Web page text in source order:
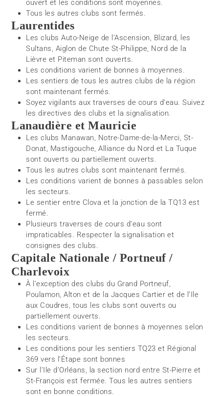
ouvert et les conditions sont moyennes.
Tous les autres clubs sont fermés.
Laurentides
Les clubs Auto-Neige de l’Ascension, Blizard, les
Sultans, Aiglon de Chute St-Philippe, Nord de la
Lièvre et Piteman sont ouverts.
Les conditions varient de bonnes à moyennes.
Les sentiers de tous les autres clubs de la région
sont maintenant fermés.
Soyez vigilants aux traverses de cours d’eau. Suivez
les directives des clubs et la signalisation.
Lanaudière et Mauricie
Les clubs Manawan, Notre-Dame-de-la-Merci, St-
Donat, Mastigouche, Alliance du Nord et La Tuque
sont ouverts ou partiellement ouverts.
Tous les autres clubs sont maintenant fermés.
Les conditions varient de bonnes à passables selon
les secteurs.
Le sentier entre Clova et la jonction de la TQ13 est
fermé.
Plusieurs traverses de cours d’eau sont
impraticables. Respecter la signalisation et
consignes des clubs.
Capitale Nationale / Portneuf /
Charlevoix
À l’exception des clubs du Grand Portneuf,
Poulamon, Alton et de la Jacques Cartier et de l’Ile
aux Coudres, tous les clubs sont ouverts ou
partiellement ouverts.
Les conditions varient de bonnes à moyennes selon
les secteurs.
Les conditions pour les sentiers TQ23 et Régional
369 vers l’Étape sont bonnes
Sur l’Ile d’Orléans, la section nord entre St-Pierre et
St-François est fermée. Tous les autres sentiers
sont en bonne conditions.